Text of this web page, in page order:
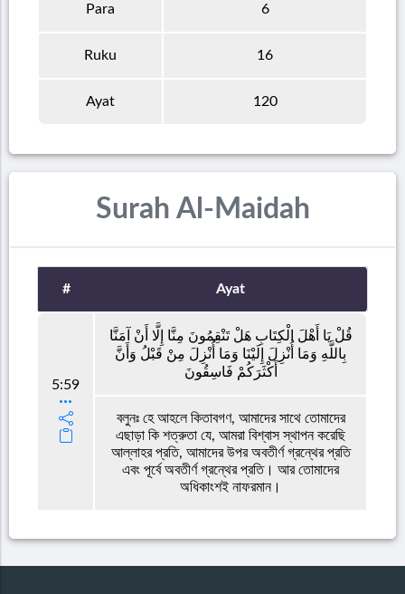
Para 6
Ruku 16
Ayat 120
Surah Al-Maidah
# Ayat
5:59
قُلْ يَا أَهْلَ الْكِتَابِ هَلْ تَنْقِمُونَ مِنَّا إِلَّا أَنْ آمَنَّا
بِاللَّهِ وَمَا أُنْزِلَ إِلَيْنَا وَمَا أُنْزِلَ مِنْ قَبْلُ وَأَنَّ
أَكْثَرَكُمْ فَاسِقُونَ
বলুনঃ হে আহলে কিতাবগণ, আমাদের সাথে তোমাদের
এছাড়া কি শত্রুতা যে, আমরা বিশ্বাস স্থাপন করেছি
আল্লাহর প্রতি, আমাদের উপর অবতীর্ণ গ্রন্থের প্রতি
এবং পূর্বে অবতীর্ণ গ্রন্থের প্রতি। আর তোমাদের
অধিকাংশই নাফরমান।